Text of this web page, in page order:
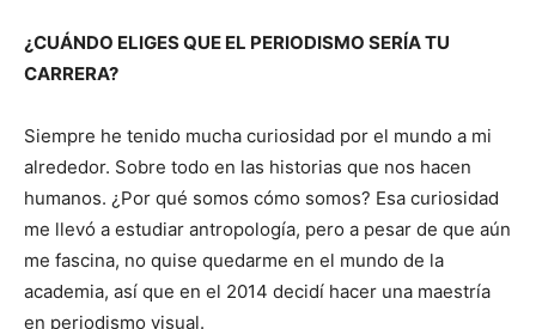
¿CUÁNDO ELIGES QUE EL PERIODISMO SERÍA TU
CARRERA?
Siempre he tenido mucha curiosidad por el mundo a mi
alrededor. Sobre todo en las historias que nos hacen
humanos. ¿Por qué somos cómo somos? Esa curiosidad
me llevó a estudiar antropología, pero a pesar de que aún
me fascina, no quise quedarme en el mundo de la
academia, así que en el 2014 decidí hacer una maestría
en periodismo visual.